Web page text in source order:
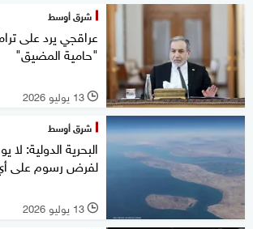
شرق أوسط
عراقجي يرد على
"حامية المضيق"
l 13 يوليو 2026
شرق أوسط
البحرية الدولية:
لفرض رسوم على
l 13 يوليو 2026